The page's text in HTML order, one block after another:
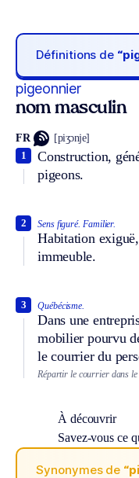
Définitions de
pigeonnier
nom masculin
FR [piʒɔnje]
Construction,
pigeons.
1
Sens figuré. Familier.
Habitation
immeuble.
2
Québécisme.
Dans une
mobilier pourvu
le courrier du
3
Répartir le courrier dans le
À découvrir
Savez-vous ce
Synonymes de